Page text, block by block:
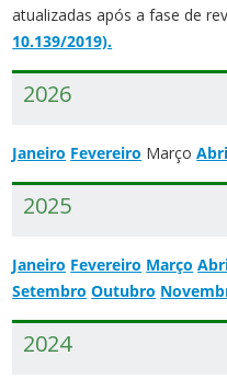
atualizadas após a fase de
10.139/2019).
2026
Janeiro Fevereiro Março
2025
Janeiro Fevereiro Março
Setembro Outubro
2024